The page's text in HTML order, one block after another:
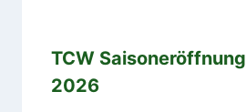
TCW Saisoneröffnung
2026